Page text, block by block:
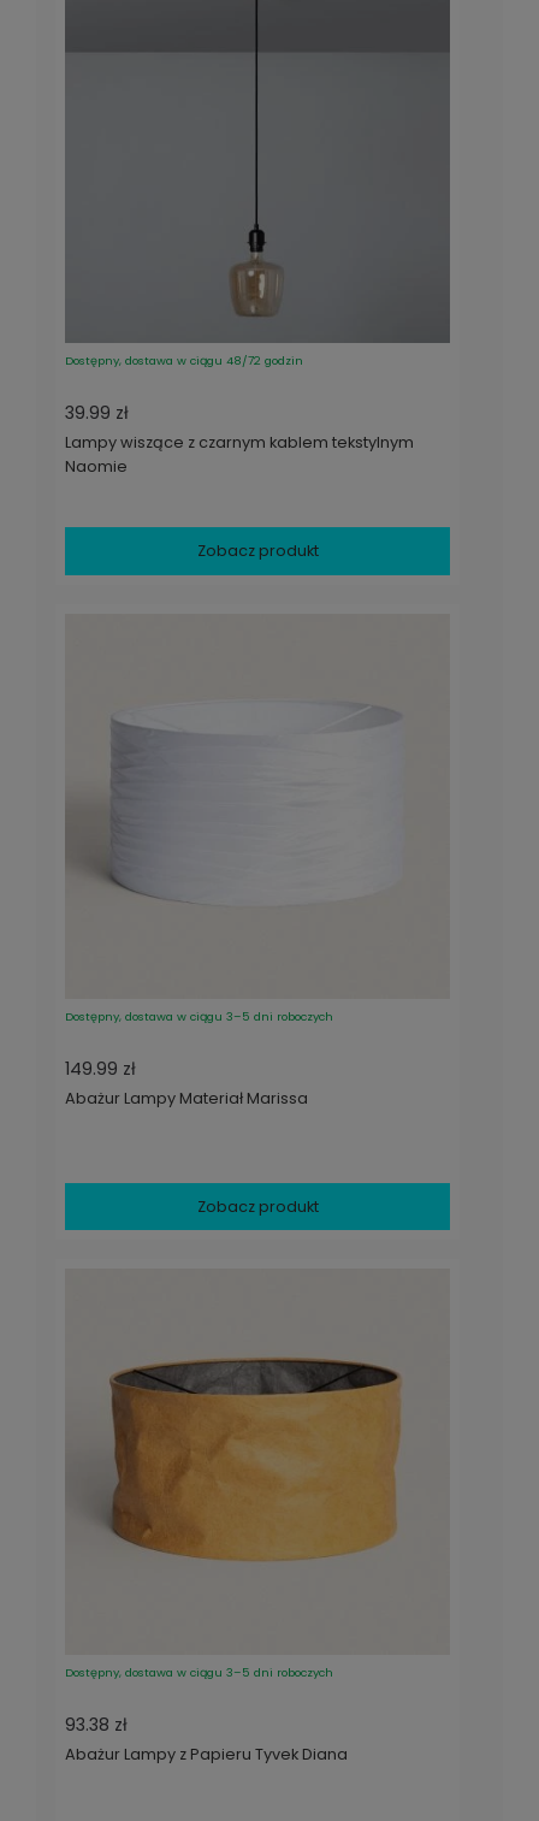
Dostępny, dostawa w ciągu 48/72 godzin
39.99 zł
Lampy wiszące z czarnym kablem tekstylnym
Naomie
Zobacz produkt
Dostępny, dostawa w ciągu 3–5 dni roboczych
149.99 zł
Abażur Lampy Materiał Marissa
Zobacz produkt
Dostępny, dostawa w ciągu 3–5 dni roboczych
93.38 zł
Abażur Lampy z Papieru Tyvek Diana